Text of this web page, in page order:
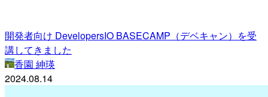
開発者向け DevelopersIO BASECAMP（デベキャン）を受
講してきました
香園 紳瑛
2024.08.14